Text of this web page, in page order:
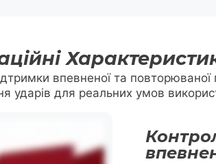
впевненої та
ударів для реальних умов